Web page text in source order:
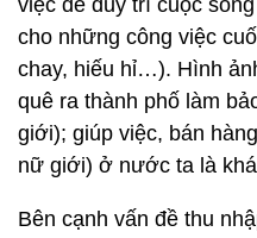
việc để duy trì cuộc
cho những công việc
chay, hiếu hỉ…). Hình
quê ra thành phố làm
giới); giúp việc, bán
nữ giới) ở nước ta là
Bên cạnh vấn đề thu